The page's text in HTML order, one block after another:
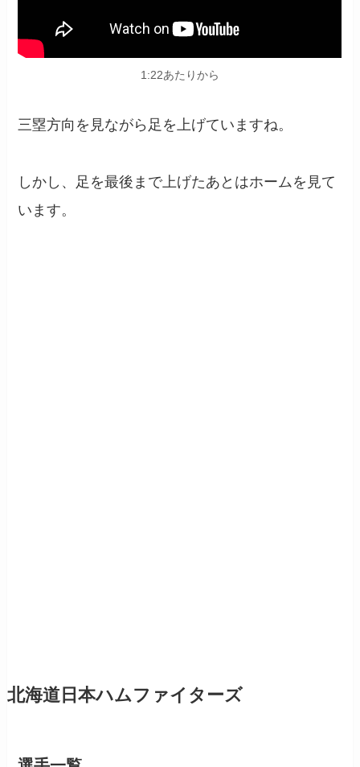
1:22あたりから
三塁方向を見ながら足を上げていますね。
しかし、足を最後まで上げたあとはホームを見て
います。
北海道日本ハムファイターズ